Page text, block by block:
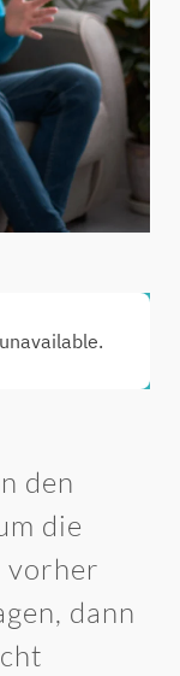
den
die
vorher
dann